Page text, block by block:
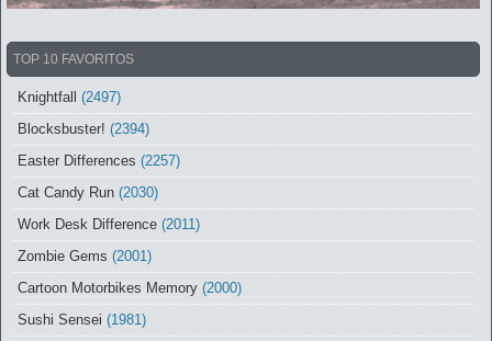
TOP 10 FAVORITOS
Knightfall (2497)
Blocksbuster! (2394)
Easter Differences (2257)
Cat Candy Run (2030)
Work Desk Difference (2011)
Zombie Gems (2001)
Cartoon Motorbikes Memory (2000)
Sushi Sensei (1981)